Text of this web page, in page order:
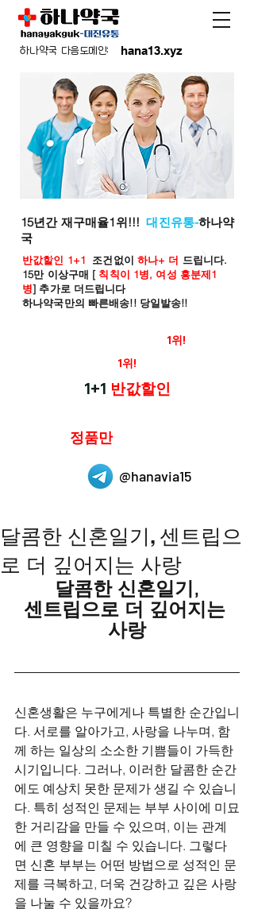
hana13.xyz
하나약국 다음도메인:
15년간 재구매율1위!!!대진유통-하나약
국
반값할인 1+1 조건없이 하나+ 더 드립니다.
15만 이상구매 [ 칙칙이 1병, 여성 흥분제1
병] 추가로 더드립니다
하나약국만의 빠른배송!! 당일발송!!
1위!
1위!
1+1 반값할인
정품만
@hanavia15
달콤한 신혼일기, 센트립으
로 더 깊어지는 사랑
달콤한 신혼일기,
센트립으로 더 깊어지는
사랑
신혼생활은 누구에게나 특별한 순간입니
다. 서로를 알아가고, 사랑을 나누며, 함
께 하는 일상의 소소한 기쁨들이 가득한
시기입니다. 그러나, 이러한 달콤한 순간
에도 예상치 못한 문제가 생길 수 있습니
다. 특히 성적인 문제는 부부 사이에 미묘
한 거리감을 만들 수 있으며, 이는 관계
에 큰 영향을 미칠 수 있습니다. 그렇다
면 신혼 부부는 어떤 방법으로 성적인 문
제를 극복하고, 더욱 건강하고 깊은 사랑
을 나눌 수 있을까요?